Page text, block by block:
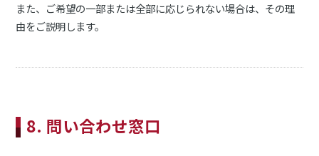
また、ご希望の一部または全部に応じられない場合は、その理
由をご説明します。
8. 問い合わせ窓口